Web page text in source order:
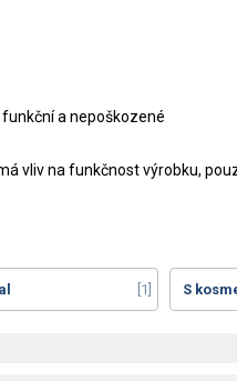
a nepoškozené
vliv na funkčnost výrobku,
1 S